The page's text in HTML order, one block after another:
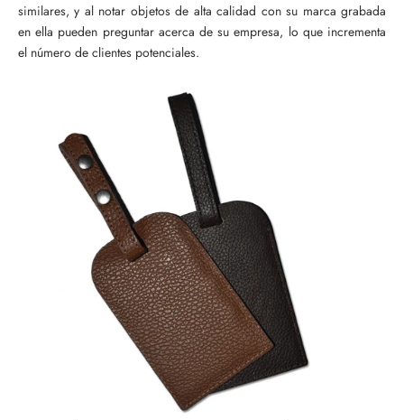
similares, y al notar objetos de alta calidad con su marca grabada
en ella pueden preguntar acerca de su empresa, lo que incrementa
el número de clientes potenciales.